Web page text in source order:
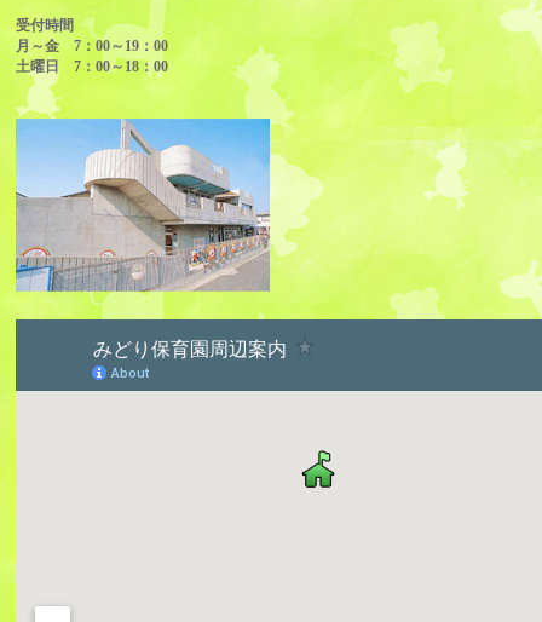
受付時間
月～金 7：00～19：00
土曜日 7：00～18：00